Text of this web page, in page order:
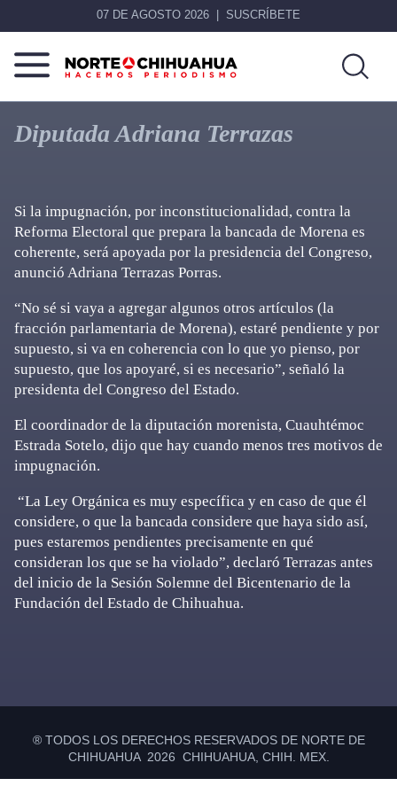
07 DE AGOSTO 2026 SUSCRÍBETE
Norte
De
Chihuahua
Más
que
noticias,
Diputada Adriana Terrazas
Si la impugnación, por inconstitucionalidad, contra la
Reforma Electoral que prepara la bancada de Morena es
coherente, será apoyada por la presidencia del Congreso,
anunció Adriana Terrazas Porras.
“No sé si vaya a agregar algunos otros artículos (la
fracción parlamentaria de Morena), estaré pendiente y por
supuesto, si va en coherencia con lo que yo pienso, por
supuesto, que los apoyaré, si es necesario”, señaló la
presidenta del Congreso del Estado.
El coordinador de la diputación morenista, Cuauhtémoc
Estrada Sotelo, dijo que hay cuando menos tres motivos de
impugnación.
“La Ley Orgánica es muy específica y en caso de que él
considere, o que la bancada considere que haya sido así,
pues estaremos pendientes precisamente en qué
consideran los que se ha violado”, declaró Terrazas antes
del inicio de la Sesión Solemne del Bicentenario de la
Fundación del Estado de Chihuahua.
® TODOS LOS DERECHOS RESERVADOS DE NORTE DE
CHIHUAHUA 2026 CHIHUAHUA, CHIH. MEX.